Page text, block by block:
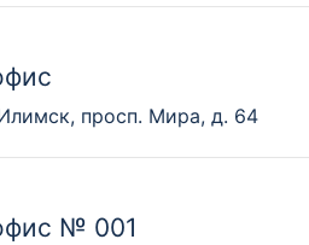
просп. Мира, д. 64
№ 001